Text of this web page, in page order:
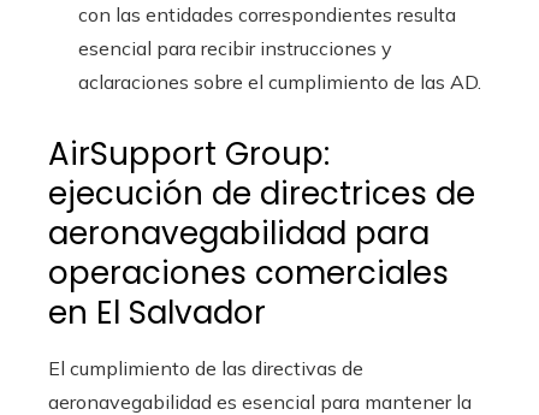
con las entidades correspondientes resulta
esencial para recibir instrucciones y
aclaraciones sobre el cumplimiento de las AD.
AirSupport Group:
ejecución de directrices de
aeronavegabilidad para
operaciones comerciales
en El Salvador
El cumplimiento de las directivas de
aeronavegabilidad es esencial para mantener la